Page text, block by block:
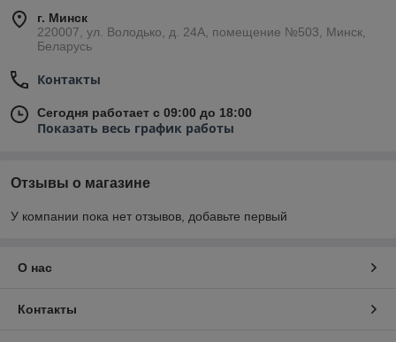
г. Минск
220007, ул. Володько, д. 24А, помещение №503, Минск,
Беларусь
Контакты
Сегодня работает с 09:00 до 18:00
Показать весь график работы
Отзывы о магазине
У компании пока нет отзывов, добавьте первый
О нас
Контакты